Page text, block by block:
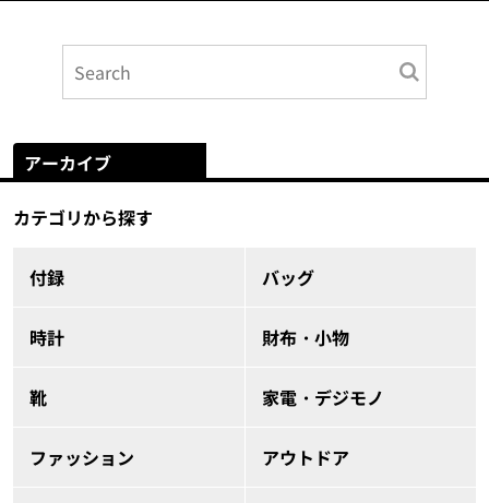
アーカイブ
カテゴリから探す
付録 バッグ
時計 財布・小物
靴 家電・デジモノ
ファッション アウトドア